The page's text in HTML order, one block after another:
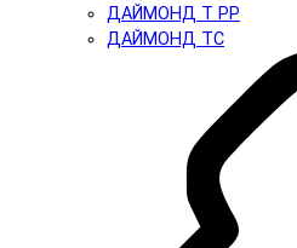
ДАЙМОНД Т PP
ДАЙМОНД ТС